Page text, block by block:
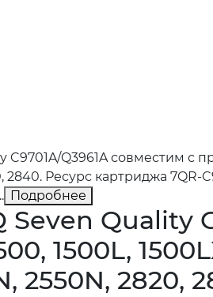
Q3961A совместим с
2840. Ресурс картриджа
Подробнее
Seven Quality
1500L,
2550N, 2820,